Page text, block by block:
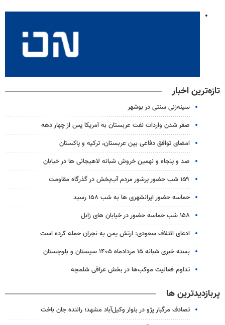
تازه‌ترین اخبار
سینه‌زنی سنتی در بوشهر
صفر شدن واردات نفت عربستان به آمریکا پس از چهار دهه
امضای توافق دفاعی بین عربستان، ترکیه و پاکستان
صد و پنجاه و نهمین خروش شبانه لاهیجانی ها در خیابان
۱۵۹ شب حضور پرشور مردم آب‌پخش در گذرگاه مقاومت
حماسه حضور ایرانشهری ها به شب ۱۵۸ رسید
۱۵۸ شب حماسه حضور در خیابان های زابل
ادعای ائتلاف سعودی: ارتش یمن به نجران حمله کرده است
بسته خبری شبانه ۱۵ مردادماه ۱۴۰۵ سیستان و بلوچستان
تداوم فعالیت موکب‌ها در بخش عراقی شلمچه
پربازدیدترین ها
تصادف مرگبار پژو در بلوار وکیل‌آباد مشهد؛ راننده جان باخت